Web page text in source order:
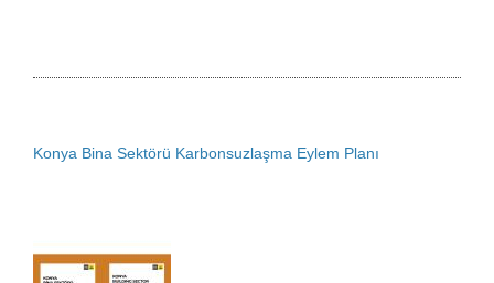
Konya Bina Sektörü Karbonsuzlaşma Eylem Planı